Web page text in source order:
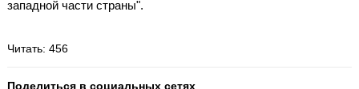
западной части страны".
Читать: 456
Поделиться в социальных сетях